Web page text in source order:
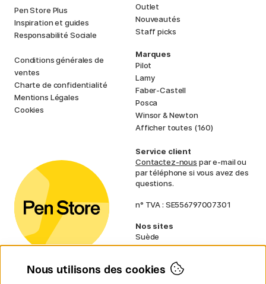
Pen Store Plus
Inspiration et guides
Responsabilité Sociale
Conditions générales de
ventes
Charte de confidentialité
Mentions Légales
Cookies
Outlet
Nouveautés
Staff picks
Marques
Pilot
Lamy
Faber-Castell
Posca
Winsor & Newton
Afficher toutes (160)
Service client
Contactez-nous par e-mail ou
par téléphone si vous avez des
questions.
n° TVA : SE556797007301
Nos sites
Suède
Norvège
Finlande
Nous utilisons des cookies